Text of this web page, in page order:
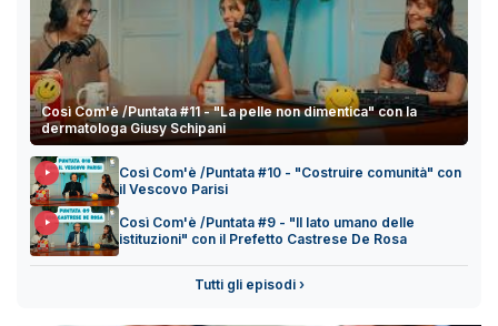
Così Com'è /Puntata #11 - "La pelle non dimentica" con la
dermatologa Giusy Schipani
Così Com'è /Puntata #10 - "Costruire comunità" con
il Vescovo Parisi
Così Com'è /Puntata #9 - "Il lato umano delle
istituzioni" con il Prefetto Castrese De Rosa
Tutti gli episodi ›